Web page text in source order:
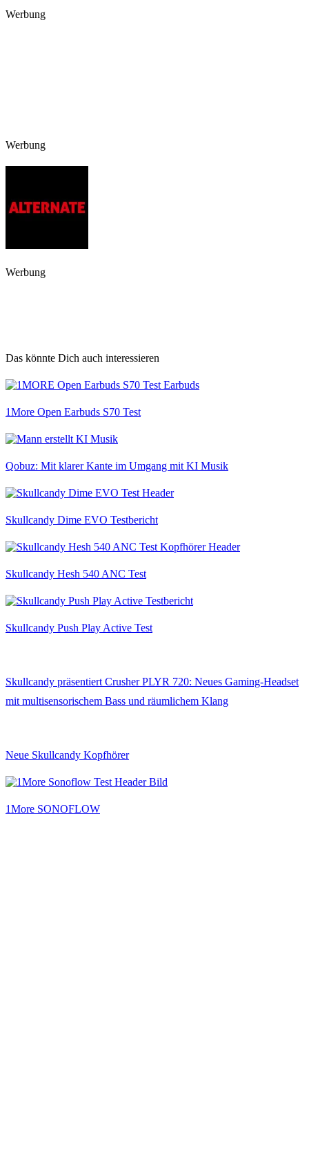
Werbung
Werbung
Werbung
Das könnte Dich auch interessieren
1More Open Earbuds S70 Test
Qobuz: Mit klarer Kante im Umgang mit KI Musik
Skullcandy Dime EVO Testbericht
Skullcandy Hesh 540 ANC Test
Skullcandy Push Play Active Test
Skullcandy präsentiert Crusher PLYR 720: Neues Gaming-Headset
mit multisensorischem Bass und räumlichem Klang
Neue Skullcandy Kopfhörer
1More SONOFLOW